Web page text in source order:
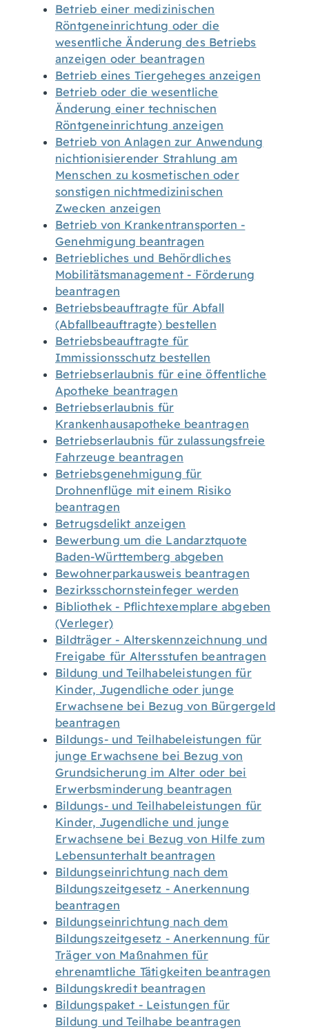
Betrieb einer medizinischen
Röntgeneinrichtung oder die
wesentliche Änderung des Betriebs
anzeigen oder beantragen
Betrieb eines Tiergeheges anzeigen
Betrieb oder die wesentliche
Änderung einer technischen
Röntgeneinrichtung anzeigen
Betrieb von Anlagen zur Anwendung
nichtionisierender Strahlung am
Menschen zu kosmetischen oder
sonstigen nichtmedizinischen
Zwecken anzeigen
Betrieb von Krankentransporten -
Genehmigung beantragen
Betriebliches und Behördliches
Mobilitätsmanagement - Förderung
beantragen
Betriebsbeauftragte für Abfall
(Abfallbeauftragte) bestellen
Betriebsbeauftragte für
Immissionsschutz bestellen
Betriebserlaubnis für eine öffentliche
Apotheke beantragen
Betriebserlaubnis für
Krankenhausapotheke beantragen
Betriebserlaubnis für zulassungsfreie
Fahrzeuge beantragen
Betriebsgenehmigung für
Drohnenflüge mit einem Risiko
beantragen
Betrugsdelikt anzeigen
Bewerbung um die Landarztquote
Baden-Württemberg abgeben
Bewohnerparkausweis beantragen
Bezirksschornsteinfeger werden
Bibliothek - Pflichtexemplare abgeben
(Verleger)
Bildträger - Alterskennzeichnung und
Freigabe für Altersstufen beantragen
Bildung und Teilhabeleistungen für
Kinder, Jugendliche oder junge
Erwachsene bei Bezug von Bürgergeld
beantragen
Bildungs- und Teilhabeleistungen für
junge Erwachsene bei Bezug von
Grundsicherung im Alter oder bei
Erwerbsminderung beantragen
Bildungs- und Teilhabeleistungen für
Kinder, Jugendliche und junge
Erwachsene bei Bezug von Hilfe zum
Lebensunterhalt beantragen
Bildungseinrichtung nach dem
Bildungszeitgesetz - Anerkennung
beantragen
Bildungseinrichtung nach dem
Bildungszeitgesetz - Anerkennung für
Träger von Maßnahmen für
ehrenamtliche Tätigkeiten beantragen
Bildungskredit beantragen
Bildungspaket - Leistungen für
Bildung und Teilhabe beantragen